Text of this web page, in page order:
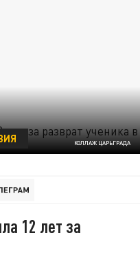
КОЛЛАЖ ЦАРЬГРАДА
12 лет за